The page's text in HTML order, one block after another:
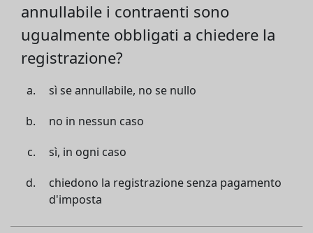
annullabile i contraenti sono
ugualmente obbligati a chiedere la
registrazione?
sì se annullabile, no se nullo
no in nessun caso
sì, in ogni caso
chiedono la registrazione senza pagamento
d'imposta